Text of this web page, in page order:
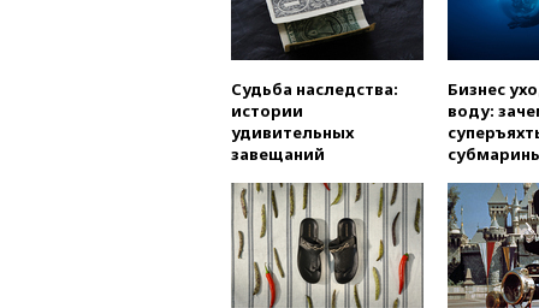
Судьба наследства:
истории
удивительных
завещаний
Бизнес
воду: